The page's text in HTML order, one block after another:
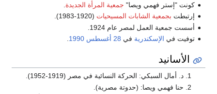
كونت "إستر فهمي ويصا" جمعية المرأة الجديدة
إرتبطت بجمعية الشابات المسيحيات (1920-1983).
أسست جمعية العمل لمصر عام 1924.
توفيت في الإسكندرية في 28 أغسطس 1990
الأسانيد
د. أمال السبكي: الحركة النسائية في مصر (1919-1952).
حنا فهمي ويصا: (حدوتة مصرية).